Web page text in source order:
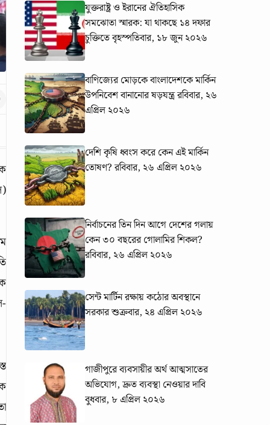
যুক্তরাষ্ট্র ও ইরানের ঐতিহাসিক
সমঝোতা স্মারক: যা থাকছে ১৪ দফার
চুক্তিতেবৃহস্পতিবার, ১৮ জুন ২০২৬
বাণিজ্যের মোড়কে বাংলাদেশকে মার্কিন
উপনিবেশ বানানোর ষড়যন্ত্ররবিবার, ২৬
এপ্রিল ২০২৬
দেশি কৃষি ধ্বংস করে কেন এই মার্কিন
তোষণ? রবিবার, ২৬ এপ্রিল ২০২৬
নির্বাচনের তিন দিন আগে দেশের গলায়
কেন ৩০ বছরের গোলামির শিকল?
রবিবার, ২৬ এপ্রিল ২০২৬
সেন্ট মার্টিন রক্ষায় কঠোর অবস্থানে
সরকারশুক্রবার, ২৪ এপ্রিল ২০২৬
গাজীপুরে ব্যবসায়ীর অর্থ আত্মসাতের
অভিযোগ, দ্রুত ব্যবস্থা নেওয়ার দাবি
বুধবার, ৮ এপ্রিল ২০২৬